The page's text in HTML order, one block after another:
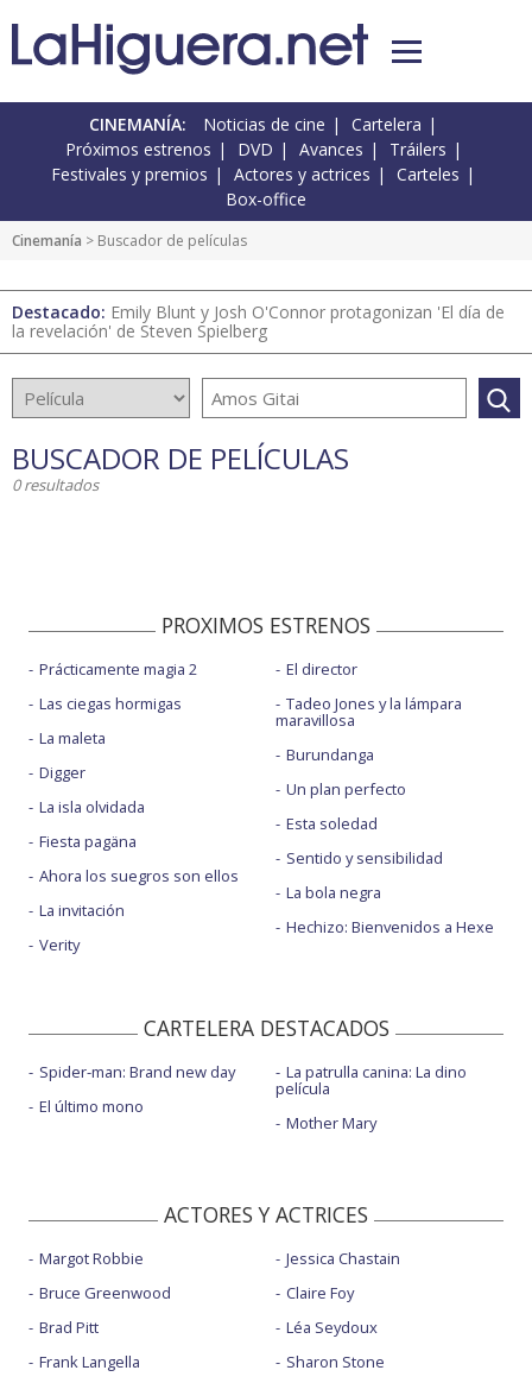
CINEMANÍA: Noticias de cine
Cartelera
Próximos estrenos
DVD Avances
Tráilers
Festivales y premios
Actores y actrices
Carteles
Box-office
Cinemanía > Buscador de películas
Destacado: Emily Blunt y Josh O'Connor protagonizan 'El día de
la revelación' de Steven Spielberg
BUSCADOR DE PELÍCULAS
0 resultados
PROXIMOS ESTRENOS
Prácticamente magia 2
Las ciegas hormigas
La maleta
Digger
La isla olvidada
Fiesta pagäna
Ahora los suegros son ellos
La invitación
Verity
El director
Tadeo Jones y la lámpara
maravillosa
Burundanga
Un plan perfecto
Esta soledad
Sentido y sensibilidad
La bola negra
Hechizo: Bienvenidos a Hexe
CARTELERA DESTACADOS
Spider-man: Brand new day
El último mono
La patrulla canina: La dino
película
Mother Mary
ACTORES Y ACTRICES
Margot Robbie
Bruce Greenwood
Brad Pitt
Frank Langella
Jessica Chastain
Claire Foy
Léa Seydoux
Sharon Stone